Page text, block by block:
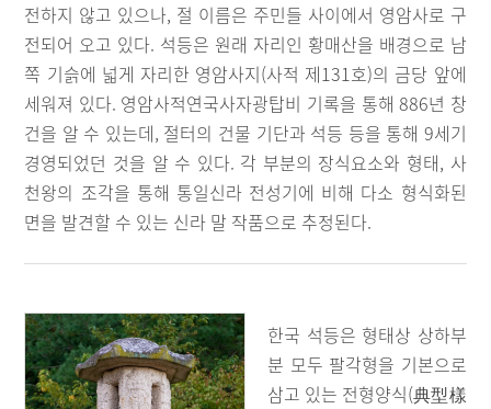
전하지 않고 있으나, 절 이름은 주민들 사이에서 영암사로 구
전되어 오고 있다. 석등은 원래 자리인 황매산을 배경으로 남
쪽 기슭에 넓게 자리한 영암사지(사적 제131호)의 금당 앞에
세워져 있다. 영암사적연국사자광탑비 기록을 통해 886년 창
건을 알 수 있는데, 절터의 건물 기단과 석등 등을 통해 9세기
경영되었던 것을 알 수 있다. 각 부분의 장식요소와 형태, 사
천왕의 조각을 통해 통일신라 전성기에 비해 다소 형식화된
면을 발견할 수 있는 신라 말 작품으로 추정된다.
한국 석등은 형태상 상하부
분 모두 팔각형을 기본으로
삼고 있는 전형양식(典型樣